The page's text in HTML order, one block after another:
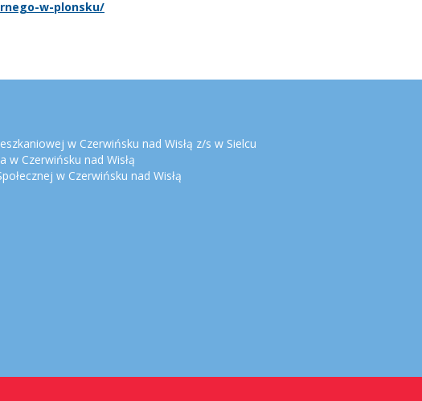
w-plonsku/
w Czerwińsku nad Wisłą z/s w Sielcu
w Czerwińsku nad Wisłą
w Czerwińsku nad Wisłą